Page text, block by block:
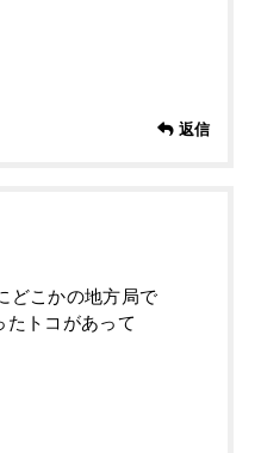
返信
どこかの地方局で
トコがあって